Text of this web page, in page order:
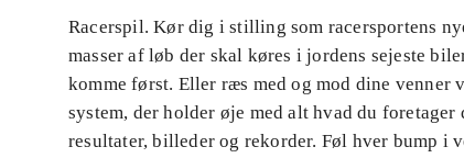
Racerspil. Kør dig i stilling som racersportens
masser af løb der skal køres i jordens sejeste
komme først. Eller ræs med og mod dine
system, der holder øje med alt hvad du
resultater, billeder og rekorder. Føl hver bump i